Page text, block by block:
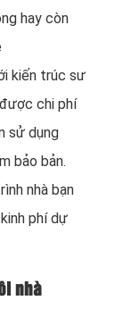
hay còn
kiến trúc sư
chi phí
sử dụng
bảo bản.
nhà bạn
phí dự
nhà